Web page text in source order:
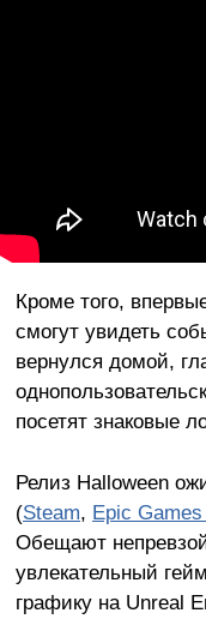
Кроме того,
смогут увидеть
вернулся домой,
посетят знаковые
Релиз Halloween
(Steam, Epic
Обещают
увлекательный
графику на Unreal